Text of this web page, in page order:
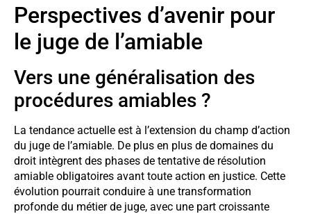
Perspectives d’avenir pour
le juge de l’amiable
Vers une généralisation des
procédures amiables ?
La tendance actuelle est à l’extension du champ d’action
du juge de l’amiable. De plus en plus de domaines du
droit intègrent des phases de tentative de résolution
amiable obligatoires avant toute action en justice. Cette
évolution pourrait conduire à une transformation
profonde du métier de juge, avec une part croissante